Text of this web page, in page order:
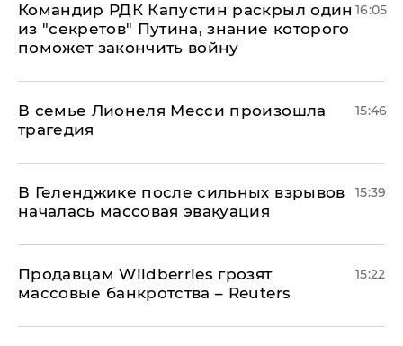
Командир РДК Капустин раскрыл один
из "секретов" Путина, знание которого
поможет закончить войну
16:05
В семье Лионеля Месси произошла
трагедия
15:46
В Геленджике после сильных взрывов
началась массовая эвакуация
15:39
Продавцам Wildberries грозят
массовые банкротства – Reuters
15:22